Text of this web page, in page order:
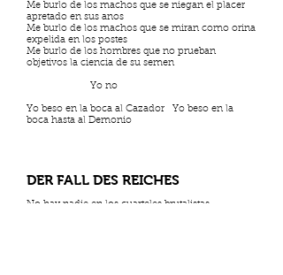
Me burlo de los machos que se niegan el placer
apretado en sus anos
Me burlo de los machos que se miran como orina
expelida en los postes
Me burlo de los hombres que no prueban
objetivos la ciencia de su semen
Yo no
Yo beso en la boca al Cazador Yo beso en la
boca hasta al Demonio
DER FALL DES REICHES
No hay nadie en los cuarteles brutalistas.